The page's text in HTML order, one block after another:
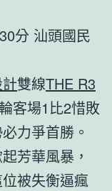
分 汕頭國民
雙線THE R3
客場1比2惜敗
力爭首勝。
芳華風暴，
被失衡逼瘋